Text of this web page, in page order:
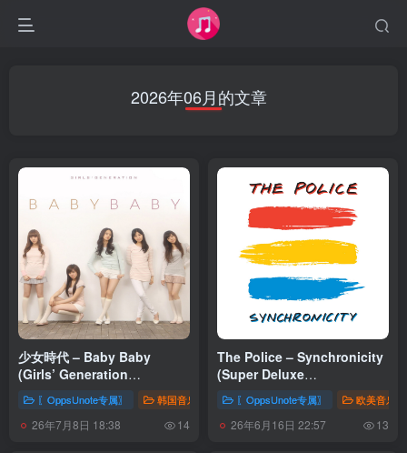
2026年06月的文章
少女時代 – Baby Baby
(Girls’ Generation
Repackaged)
(8806384555745)【16bit／
44.1kHz】日本区
〖OppsUnote专属〗 韩国音乐
26年7月8日 18:38 14
The Police – Synchronicity
(Super Deluxe
Edition)Ⓔ(00602455822307)
【16bit／44.1kHz】土耳其区
〖OppsUnote专属〗 欧美音乐
26年6月16日 22:57 13